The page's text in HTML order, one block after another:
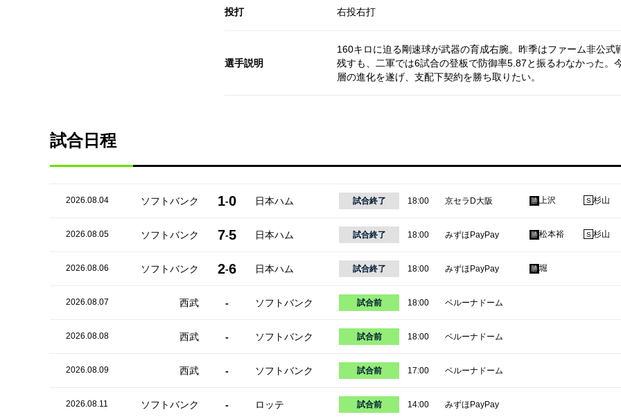
投打 右投右打
選手説明
160キロに迫る剛速球が武器の育成右腕。昨季はファーム非公式
残すも、二軍では6試合の登板で防御率5.87と振るわなかった。
層の進化を遂げ、支配下契約を勝ち取りたい。
試合日程
2026.08.04 ソフトバンク 1-0 日本ハム 試合終了 18:00 京セラD大阪 勝上沢 S 杉山
2026.08.05 ソフトバンク 7-5 日本ハム 試合終了 18:00 みずほPayPay 勝松本裕 S 杉山
2026.08.06 ソフトバンク 2-6 日本ハム 試合終了 18:00 みずほPayPay 勝堀
2026.08.07 西武 - ソフトバンク 試合前 18:00 ベルーナドーム
2026.08.08 西武 - ソフトバンク 試合前 18:00 ベルーナドーム
2026.08.09 西武 - ソフトバンク 試合前 17:00 ベルーナドーム
2026.08.11 ソフトバンク - ロッテ 試合前 14:00 みずほPayPay